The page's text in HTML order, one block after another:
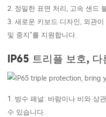
2. 정밀한 표면 처리, 고속 샌드
3. 새로운 키보드 디자인, 외관
및 중지"를 지원합니다.
IP65 트리플 보호, 다
1. 방수 패널: 바람이나 비와 상
수 있습니다.